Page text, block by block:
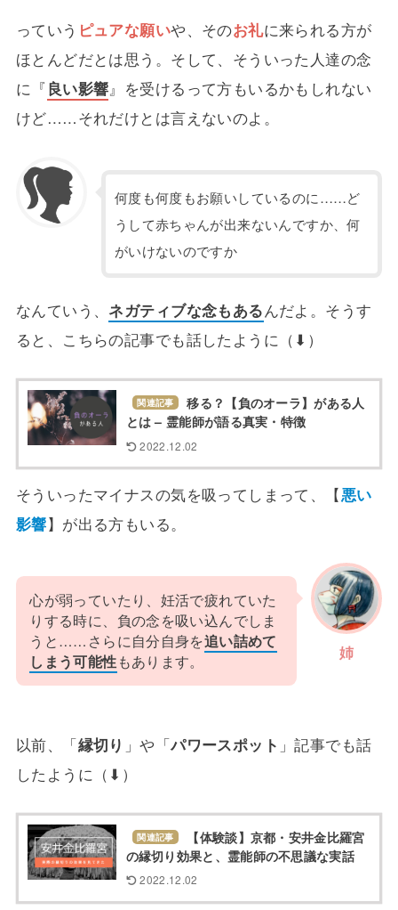
っていう ピュアな願いや、そのお礼に来られる方が
ほとんどだとは思う。そして、そういった人達の念
に『 良い影響』を受けるって方もいるかもしれない
けど……それだけとは言えないのよ。
何度も何度もお願いしているのに……ど
うして赤ちゃんが出来ないんですか、何
がいけないのですか
なんていう、 ネガティブな念もあるんだよ。そうす
ると、こちらの記事でも話したように（⬇）
関連記事
移る？【負のオーラ】がある人
とは – 霊能師が語る真実・特徴
2022.12.02
そういったマイナスの気を吸ってしまって、【悪い
影響】が出る方もいる。
姉
心が弱っていたり、妊活で疲れていた
りする時に、負の念を吸い込んでしま
うと……さらに自分自身を追い詰めて
しまう可能性もあります。
以前、「縁切り 」や「パワースポット 」記事でも話
したように（⬇）
関連記事
【体験談】京都・安井金比羅宮
の縁切り効果と、霊能師の不思議な実話
2022.12.02